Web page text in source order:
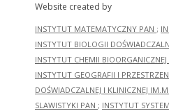
Website created by
INSTYTUT MATEMATYCZNY PAN ;
INSTYTUT BIOLOGII
INSTYTUT CHEMII
INSTYTUT GEOGRAFII I
DOŚWIADCZALNEJ I KLINICZNEJ
SLAWISTYKI PAN ; INSTYTUT